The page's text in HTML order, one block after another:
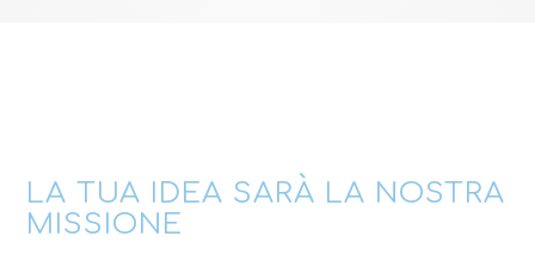
LA TUA IDEA SARÀ LA NOSTRA
MISSIONE